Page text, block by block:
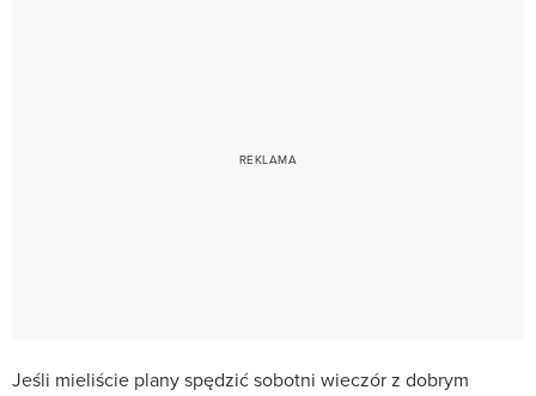
Jeśli mieliście plany spędzić sobotni wieczór z dobrym